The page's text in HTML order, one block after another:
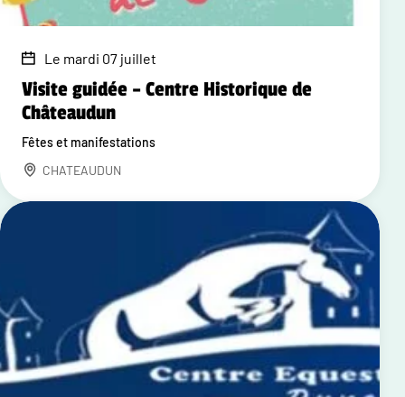
Le mardi 07 juillet
Visite guidée – Centre Historique de
Châteaudun
Fêtes et manifestations
CHATEAUDUN